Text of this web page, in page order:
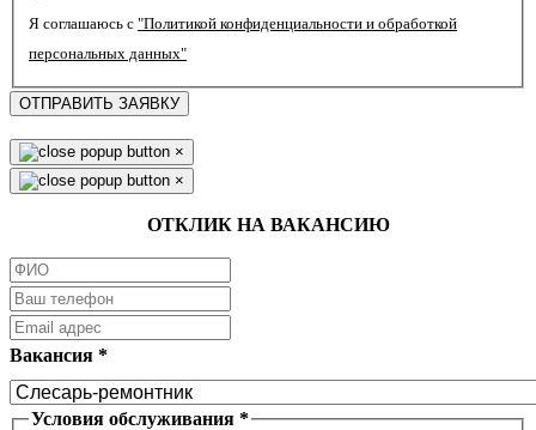
Я соглашаюсь с "Политикой конфиденциальности и обработкой
персональных данных"
ОТПРАВИТЬ ЗАЯВКУ
×
×
ОТКЛИК НА ВАКАНСИЮ
Вакансия *
Условия обслуживания *